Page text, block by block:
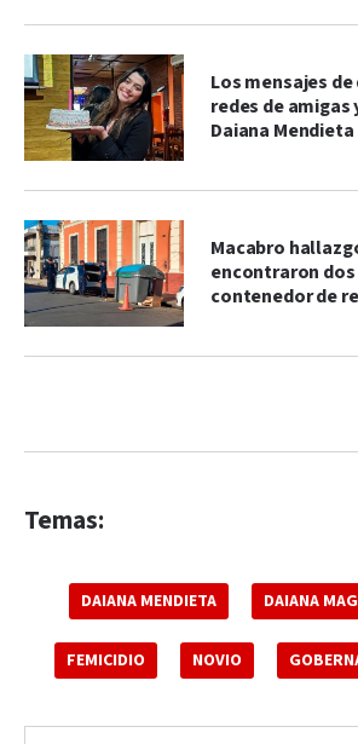
Los mensajes
redes de
Daiana Mendieta
Macabro
encontraron
contenedor de
Temas:
DAIANA MENDIETA DAIANA
FEMICIDIO NOVIO